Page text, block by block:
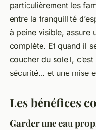
particulièrement les
entre la tranquillité
à peine visible, assure
complète. Et quand il
coucher du soleil,
sécurité… et une mise
Les bénéfices
Garder une eau